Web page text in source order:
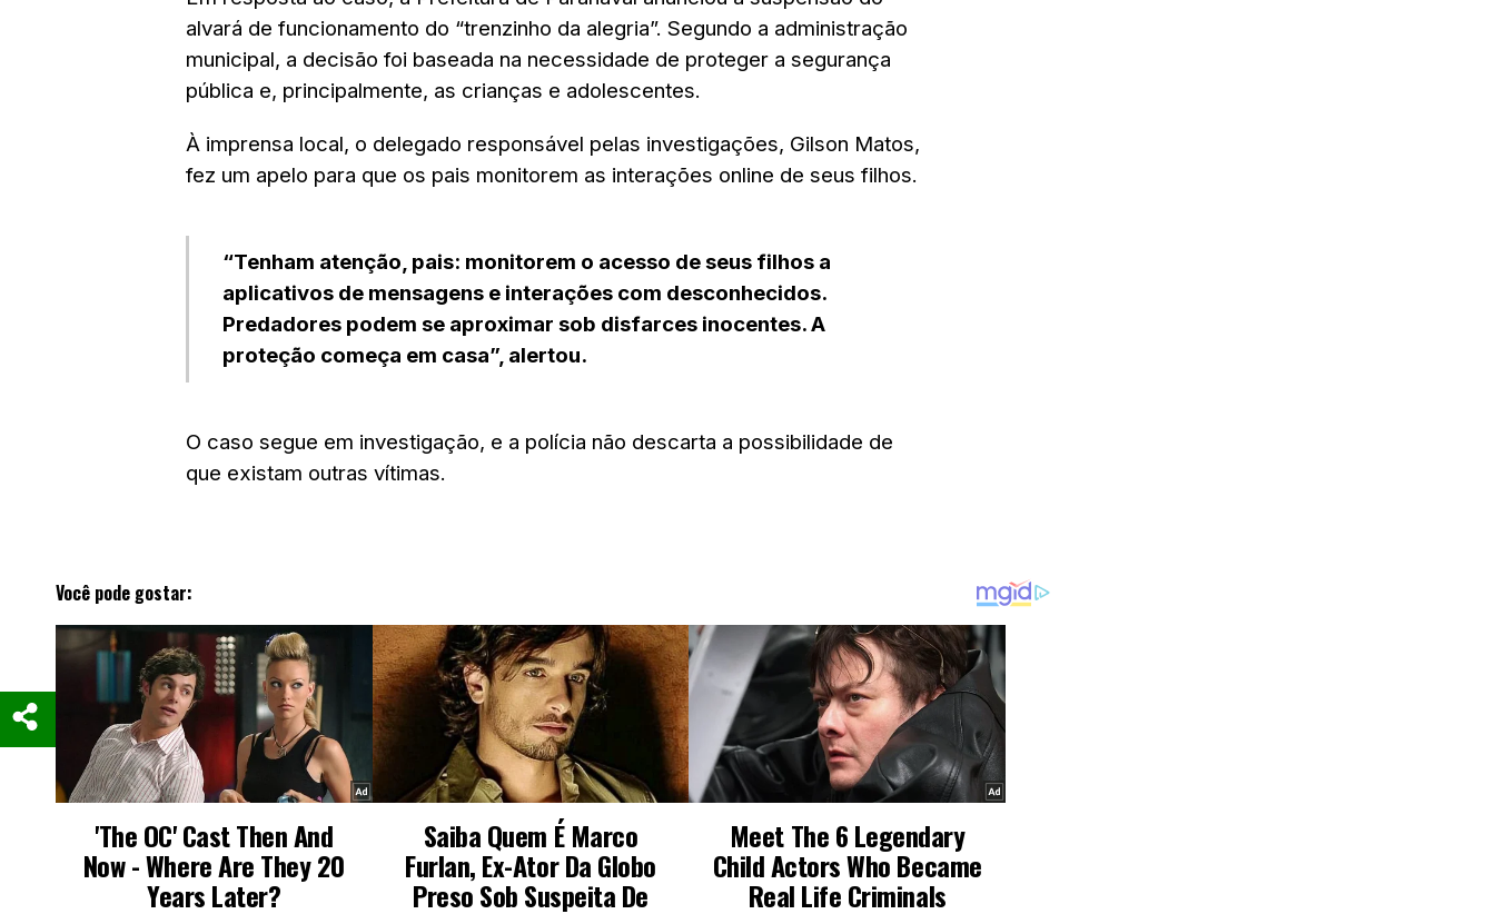
alvará de funcionamento do “trenzinho da alegria”. Segundo a administração
municipal, a decisão foi baseada na necessidade de proteger a segurança
pública e, principalmente, as crianças e adolescentes.
À imprensa local, o delegado responsável pelas investigações, Gilson Matos,
fez um apelo para que os pais monitorem as interações online de seus filhos.
“Tenham atenção, pais: monitorem o acesso de seus filhos a
aplicativos de mensagens e interações com desconhecidos.
Predadores podem se aproximar sob disfarces inocentes. A
proteção começa em casa”, alertou.
O caso segue em investigação, e a polícia não descarta a possibilidade de
que existam outras vítimas.